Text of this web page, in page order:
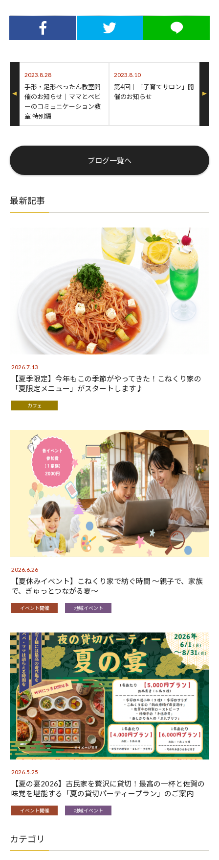
Facebookでシ
ェア
Twitterでシェ
ア
LINEでシェア
2023.8.28
手形・足形ぺったん教室開
催のお知らせ│ママとベビ
ーのコミュニケーション教
室 特別編
2023.8.10
第4回│「子育てサロン」開
催のお知らせ
ブログ一覧へ
最新記事
2026.7.13
【夏季限定】今年もこの季節がやってきた！こねくり家の
「夏限定メニュー」がスタートします♪
カフェ
2026.6.26
【夏休みイベント】こねくり家で紡ぐ時間 〜親子で、家族
で、ぎゅっとつながる夏〜
イベント開催 地域イベント
2026.5.25
【夏の宴2026】古民家を贅沢に貸切！最高の一杯と佐賀の
味覚を堪能する「夏の貸切パーティープラン」のご案内
イベント開催 地域イベント
カテゴリ